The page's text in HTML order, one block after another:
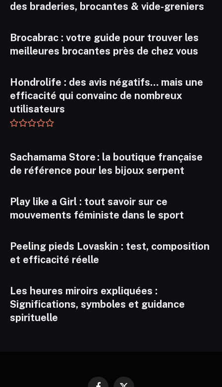
des braderies, brocantes & vide-greniers
Brocabrac : votre guide pour trouver les
meilleures brocantes près de chez vous
Hondrolife : des avis négatifs… mais une
efficacité qui convainc de nombreux
utilisateurs
Sachamama Store : la boutique française
de référence pour les bijoux serpent
Play like a Girl : tout savoir sur ce
mouvements féministe dans le sport
Peeling pieds Lovaskin : test, composition
et efficacité réelle
Les heures miroirs expliquées :
Significations, symboles et guidance
spirituelle